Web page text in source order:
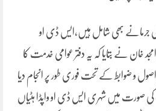
بھی شامل ہیں،ایس ڈی او
خان نے بتایا کہ یہ دفتر عوامی خدمت کا
و ضوابط کے تحت فوری طور پر انجام دیا
صورت میں شہری ایس ڈی او واپڈا ہٹیاں